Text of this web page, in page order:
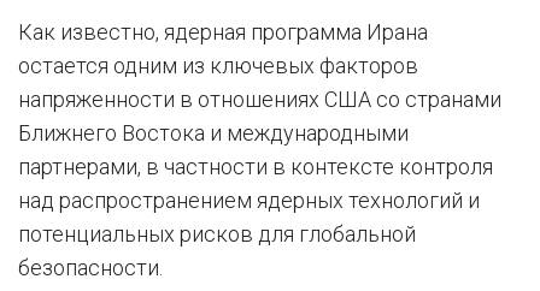
Как известно, ядерная программа Ирана
остается одним из ключевых факторов
напряженности в отношениях США со странами
Ближнего Востока и международными
партнерами, в частности в контексте контроля
над распространением ядерных технологий и
потенциальных рисков для глобальной
безопасности.